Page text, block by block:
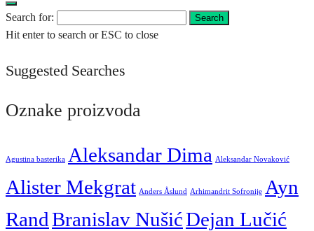
Search for: Search
Hit enter to search or ESC to close
Suggested Searches
Oznake proizvoda
Agustina basterika Aleksandar Dima Aleksandar Novaković
Alister Mekgrat Anders Åslund Arhimandrit Sofronije Ayn
RandBranislav NušićDejan Lučić